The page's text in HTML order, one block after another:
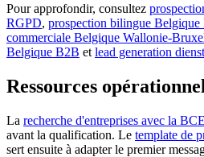
Pour approfondir, consultez
RGPD, prospection bilingue Belgique
commerciale Belgique Wallonie-
Belgique B2B et lead generation
Ressources
La recherche d'entreprises avec la BCE
avant la qualification. Le template de
sert ensuite à adapter le premier